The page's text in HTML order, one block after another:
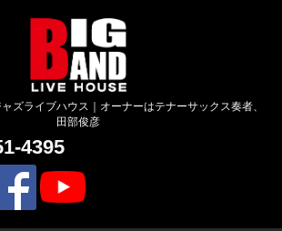
ズライブハウス｜オーナーはテナーサックス奏者、
田部俊彦
4395